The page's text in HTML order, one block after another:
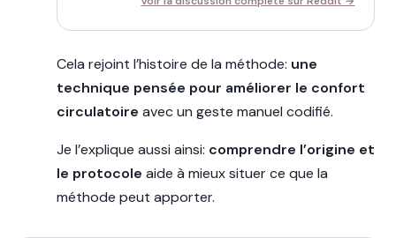
Cela rejoint l’histoire de la méthode: une
technique pensée pour améliorer le confort
circulatoire avec un geste manuel codifié.
Je l’explique aussi ainsi: comprendre l’origine et
le protocole aide à mieux situer ce que la
méthode peut apporter.